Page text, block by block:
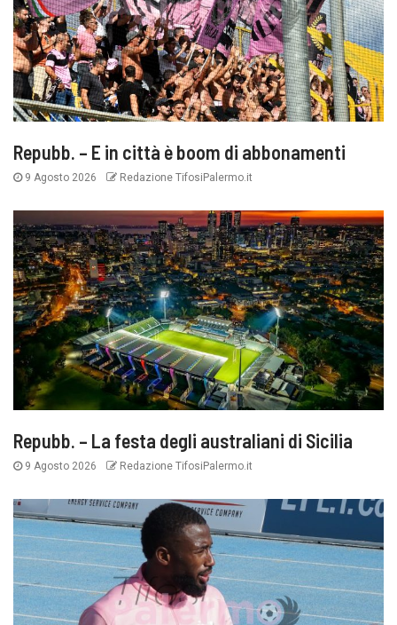
Repubb. – E in città è boom di abbonamenti
9 Agosto 2026 Redazione TifosiPalermo.it
Repubb. – La festa degli australiani di Sicilia
9 Agosto 2026 Redazione TifosiPalermo.it